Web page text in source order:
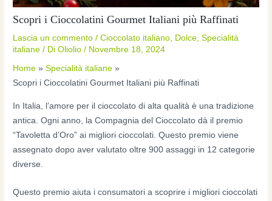
Scopri i Cioccolatini Gourmet Italiani più Raffinati
Lascia un commento /Cioccolato italiano, Dolce,Specialità
italiane / DiOliolio/ Novembre 18, 2024
Home
Specialità italiane
Scopri i Cioccolatini Gourmet Italiani più Raffinati
In Italia, l’amore per il cioccolato di alta qualità è una tradizione
antica. Ogni anno, la Compagnia del Cioccolato dà il premio
“Tavoletta d’Oro” ai migliori cioccolati. Questo premio viene
assegnato dopo aver valutato oltre 900 assaggi in 12 categorie
diverse.
Questo premio aiuta i consumatori a scoprire i migliori cioccolati